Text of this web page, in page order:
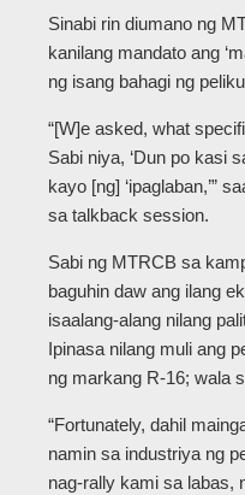
Sinabi rin diumano ng
kanilang mandato ang
ng isang bahagi ng
“[W]e asked, what
Sabi niya, ‘Dun po kasi
kayo [ng] ‘ipaglaban,’”
sa talkback session.
Sabi ng MTRCB sa
baguhin daw ang ilang
isaalang-alang nilang
Ipinasa nilang muli ang
ng markang R-16; wala
“Fortunately, dahil
namin sa industriya ng
nag-rally kami sa labas,